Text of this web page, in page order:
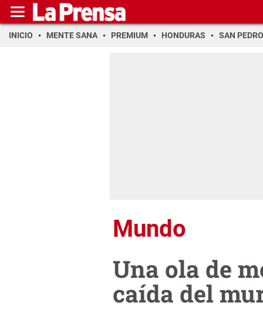
INICIO MENTE SANA PREMIUM HONDURAS SAN PEDRO
Mundo
Una ola de
caída del